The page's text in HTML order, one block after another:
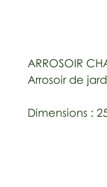
ARROSOIR
Arrosoir de
Dimensions :